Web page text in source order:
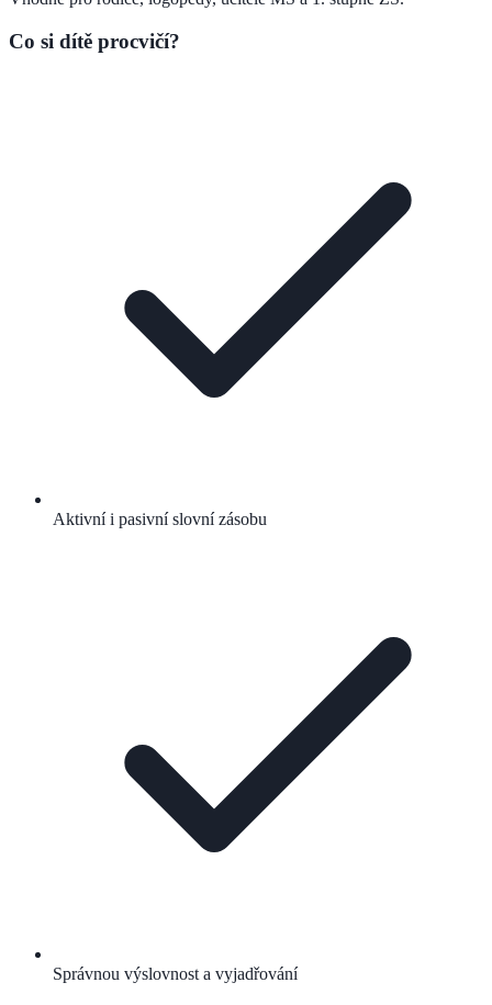
Co si dítě procvičí?
Aktivní i pasivní slovní zásobu
Správnou výslovnost a vyjadřování